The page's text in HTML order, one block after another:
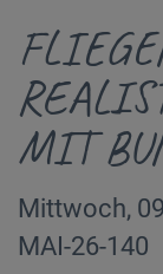
MIT
Mittwoch,
MAI-26-140